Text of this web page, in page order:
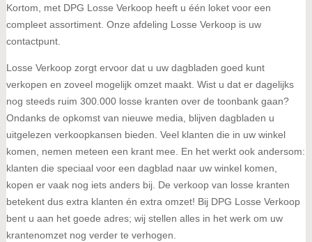
Kortom, met DPG Losse Verkoop heeft u één loket voor een
compleet assortiment. Onze afdeling Losse Verkoop is uw
contactpunt.
Losse Verkoop zorgt ervoor dat u uw dagbladen goed kunt
verkopen en zoveel mogelijk omzet maakt. Wist u dat er dagelijks
nog steeds ruim 300.000 losse kranten over de toonbank gaan?
Ondanks de opkomst van nieuwe media, blijven dagbladen u
uitgelezen verkoopkansen bieden. Veel klanten die in uw winkel
komen, nemen meteen een krant mee. En het werkt ook andersom:
klanten die speciaal voor een dagblad naar uw winkel komen,
kopen er vaak nog iets anders bij. De verkoop van losse kranten
betekent dus extra klanten én extra omzet! Bij DPG Losse Verkoop
bent u aan het goede adres; wij stellen alles in het werk om uw
krantenomzet nog verder te verhogen.